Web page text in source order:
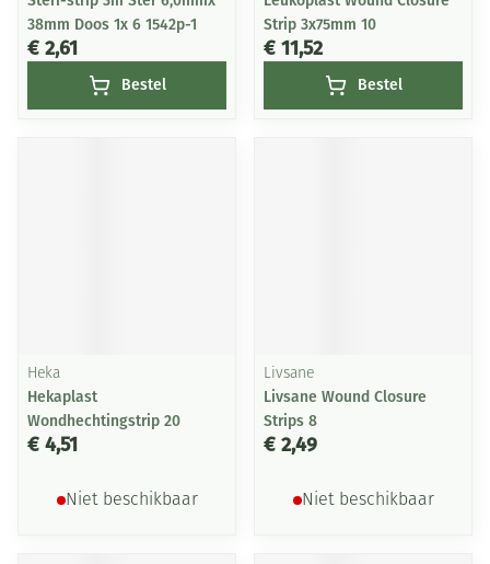
38mm Doos 1x 6 1542p-1
€ 2,61
Bestel
Strip 3x75mm 10
€ 11,52
Bestel
Heka
Hekaplast
Wondhechtingstrip 20
€ 4,51
Niet beschikbaar
Livsane
Livsane Wound Closure
Strips 8
€ 2,49
Niet beschikbaar